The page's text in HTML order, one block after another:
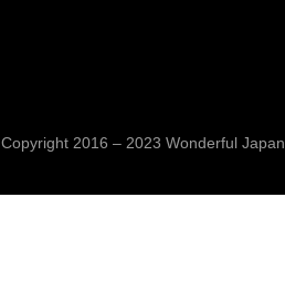
Copyright 2016 – 2023 Wonderful Japan